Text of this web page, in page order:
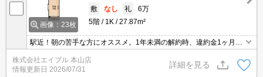
画像：23枚
敷
なし 礼
6万
5階
1K 27.87m²
駅近！朝の苦手な方にオススメ。1年未満の解約時、違約金1ヶ月分
発生。広々10帖。南向きで日当り良好。収納たっぷり。
株式会社エイブル 本山店
情報更新日 2026/07/31
詳細を見る